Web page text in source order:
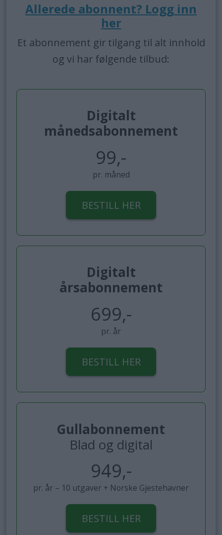
Allerede abonnent? Logg inn
her
Et abonnement gir tilgang til alt innhold
og vi har følgende tilbud:
Digitalt
månedsabonnement
99,-
pr. måned
BESTILL HER
Digitalt
årsabonnement
699,-
pr. år
BESTILL HER
Gullabonnement
Blad og digital
949,-
pr. år – 10 utgaver + Norske Gjestehavner
BESTILL HER